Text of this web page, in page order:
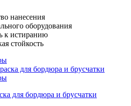
нанесения
оборудования
к истиранию
стойкость
для бордюра и брусчатки